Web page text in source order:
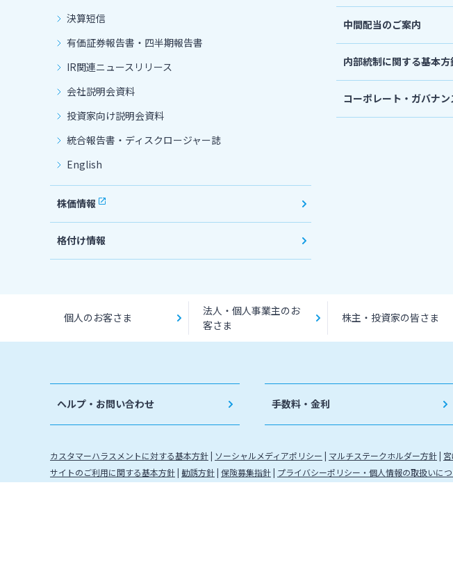
決算短信
有価証券報告書・四半期報告書
IR関連ニュースリリース
会社説明会資料
投資家向け説明会資料
統合報告書・ディスクロージャー誌
English
株価情報
格付け情報
中間配当のご案内
内部統制に関する基本方
コーポレート・ガバナン
個人のお客さま
法人・個人事業主のお
客さま
株主・投資家の皆さま
ヘルプ・お問い合わせ 手数料・金利
カスタマーハラスメントに対する基本方針 ソーシャルメディアポリシー マルチステークホルダー方針
サイトのご利用に関する基本方針 勧誘方針 保険募集指針 プライバシーポリシー・個人情報の取扱いに